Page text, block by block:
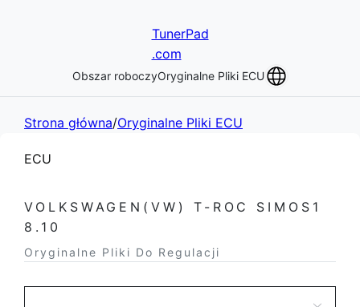
TunerPad
.com
Obszar roboczyOryginalne Pliki ECU
Strona główna/Oryginalne Pliki ECU
ECU
VOLKSWAGEN(VW) T-ROC SIMOS1
8.10
Oryginalne Pliki Do Regulacji